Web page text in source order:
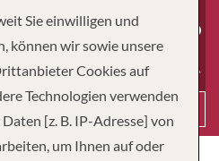
Sie einwilligen und
können wir sowie unsere
Cookies auf
Technologien verwenden
[z. B. IP-Adresse] von
um Ihnen auf oder